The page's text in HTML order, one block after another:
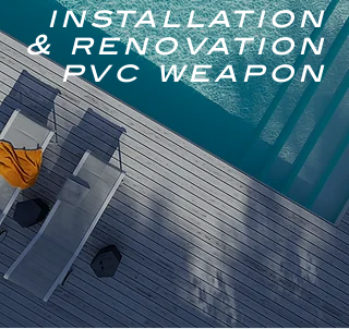
installation
& renovation
pvc weapon